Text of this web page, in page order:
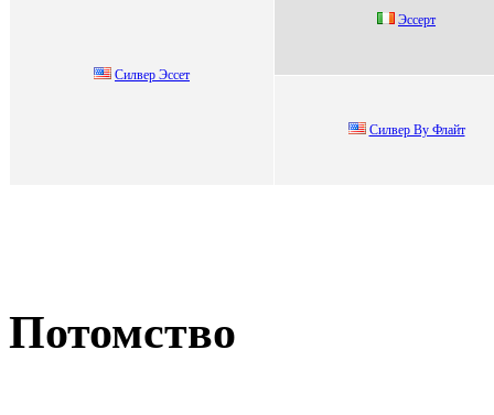
Cилвеp Эccет
Эссерт
Cилвеp By Флайт
Потомство